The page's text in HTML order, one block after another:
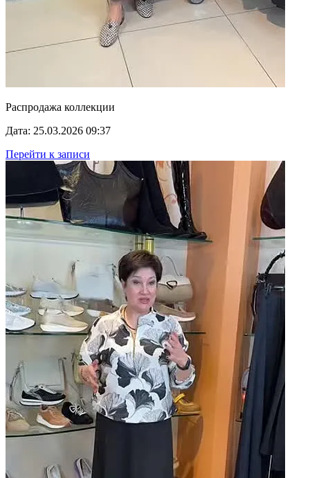
Распродажа коллекции
Дата: 25.03.2026 09:37
Перейти к записи